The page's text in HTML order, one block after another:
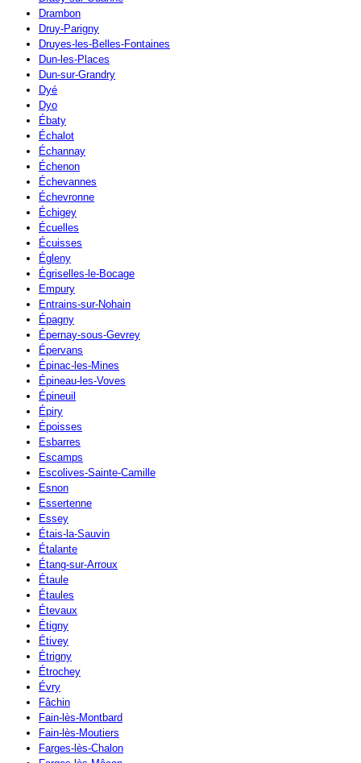
Drambon
Druy-Parigny
Druyes-les-Belles-Fontaines
Dun-les-Places
Dun-sur-Grandry
Dyé
Dyo
Ébaty
Échalot
Échannay
Échenon
Échevannes
Échevronne
Échigey
Écuelles
Écuisses
Égleny
Égriselles-le-Bocage
Empury
Entrains-sur-Nohain
Épagny
Épernay-sous-Gevrey
Épervans
Épinac-les-Mines
Épineau-les-Voves
Épineuil
Épiry
Époisses
Esbarres
Escamps
Escolives-Sainte-Camille
Esnon
Essertenne
Essey
Étais-la-Sauvin
Étalante
Étang-sur-Arroux
Étaule
Étaules
Étevaux
Étigny
Étivey
Étrigny
Étrochey
Évry
Fâchin
Fain-lès-Montbard
Fain-lès-Moutiers
Farges-lès-Chalon